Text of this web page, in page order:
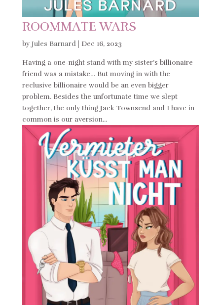
ROOMMATE WARS
by Jules Barnard| Dec 16, 2023
Having a one-night stand with my sister’s billionaire
friend was a mistake… But moving in with the
reclusive billionaire would be an even bigger
problem. Besides the unfortunate time we slept
together, the only thing Jack Townsend and I have in
common is our aversion...